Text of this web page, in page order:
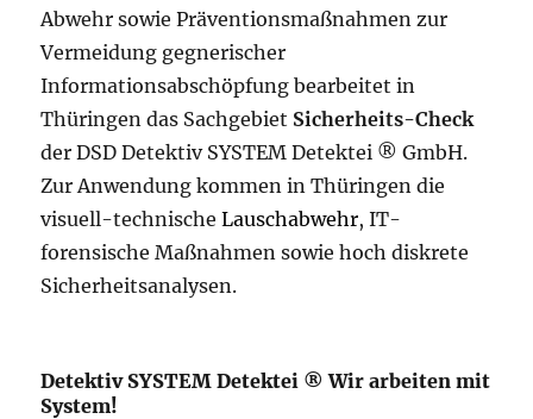
Abwehr sowie Präventionsmaßnahmen zur
Vermeidung gegnerischer
Informationsabschöpfung bearbeitet in
Thüringen das Sachgebiet Sicherheits-Check
der DSD Detektiv SYSTEM Detektei ® GmbH.
Zur Anwendung kommen in Thüringen die
visuell-technischeLauschabwehr, IT-
forensische Maßnahmen sowie hoch diskrete
Sicherheitsanalysen.
Detektiv SYSTEM Detektei ® Wir arbeiten mit
System!